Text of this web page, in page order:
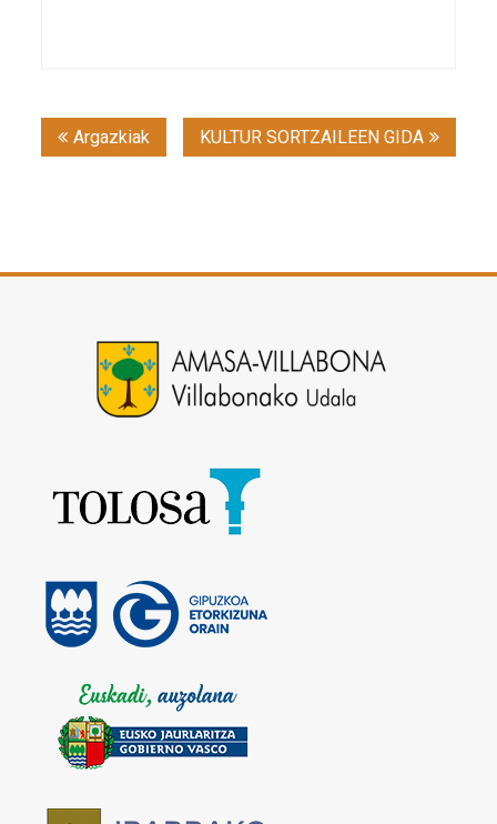
Post
navigation
Argazkiak KULTUR SORTZAILEEN GIDA